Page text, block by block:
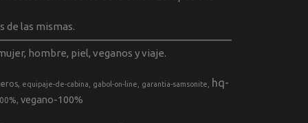
de las mismas.
hombre, piel, veganos y viaje.
equipaje-de-cabina gabol-on-line garantia-samsonite
hq-
vegano-100%